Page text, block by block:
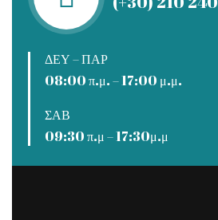
ΔΕΥ – ΠΑΡ
08:00 π.μ. – 17:00 μ.μ.
ΣΑΒ
09:30 π.μ – 17:30μ.μ